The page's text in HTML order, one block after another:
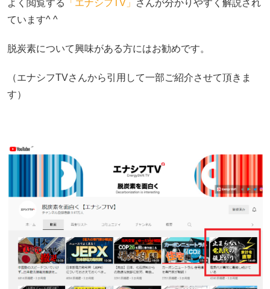
よく閲覧する 「エナシフTV」
さんが分かりやすく解説され
ています^ ^
脱炭素について興味がある方にはお勧めです。
（エナシフTVさんから引用して一部ご紹介させて頂きま
す）